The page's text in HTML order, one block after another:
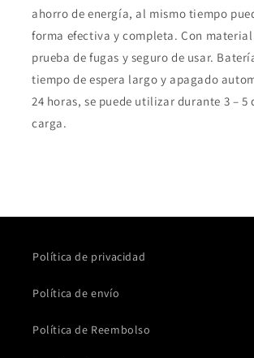
ahorro de energía, al mismo tiempo
forma efectiva y completa. Con material
prueba de fugas y seguro de usar.
tiempo de espera largo y apagado
24 horas, se puede utilizar durante 3 – 5
carga.
Política de privacidad
Política de envío
Política de Reembolso